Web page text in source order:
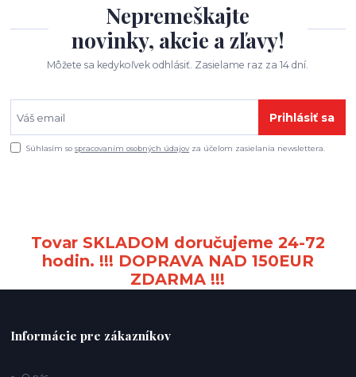
Nepremeškajte
novinky, akcie a zľavy!
Môžete sa kedykoľvek odhlásiť. Zasielame raz za 14 dní.
Prihlásiť sa
Súhlasím sospracovaním osobných údajov za účelom zasielania newslettera.
Tovar SKLADOM doručujeme 24-72
hodin. !!! DOPRAVA NAD 150EUR
ZDARMA !!!
Informácie pre zákazníkov